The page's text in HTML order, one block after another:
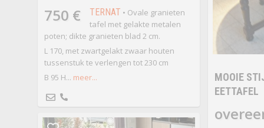
750 € TERNAT • Ovale granieten
tafel met gelakte metalen
poten; dikte granieten blad 2 cm.
L 170, met zwartgelakt zwaar houten
tussenstuk te verlengen tot 230 cm
B 95 H... meer...
MOOIE
EETTAFEL